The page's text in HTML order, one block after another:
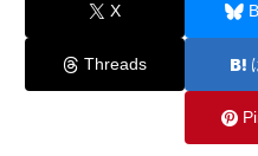
X
Threads